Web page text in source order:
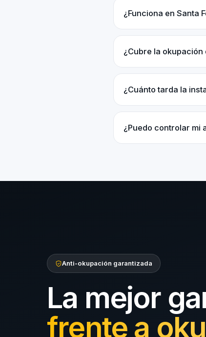
¿Funciona en Santa
¿Cubre la okupación
¿Cuánto tarda la
¿Puedo controlar mi
Anti-okupación garantizada
La mejor
frente a